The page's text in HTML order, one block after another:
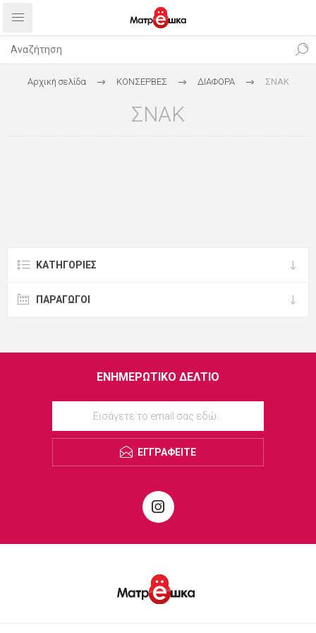
Αρχική σελίδα ΚΟΝΣΕΡΒΕΣ ΔΙΑΦΟΡΑ ΣΝΑΚ
ΣΝΑΚ
ΚΑΤΗΓΟΡΊΕΣ
ΠΑΡΑΓΩΓΟΙ
ΕΝΗΜΕΡΩΤΙΚΌ ΔΕΛΤΊΟ
ΕΓΓΡΑΦΕΊΤΕ